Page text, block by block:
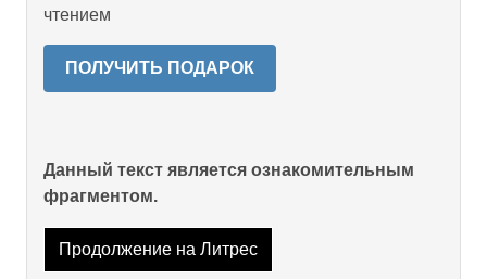
чтением
ПОЛУЧИТЬ ПОДАРОК
Данный текст является ознакомительным
фрагментом.
Продолжение на Литрес